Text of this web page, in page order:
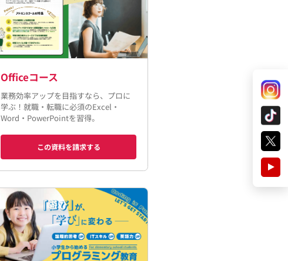
Officeコース
業務効率アップを目指すなら、プロに
学ぶ！就職・転職に必須のExcel・
Word・PowerPointを習得。
この資料を請求する